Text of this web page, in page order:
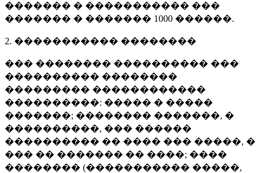
������� � ����������� ���
������� � ������� 1000 ������.
2. ����������� ��������
��� �������� ���������� ���
���������� ��������
��������� ������������
����������: ����� � �����
�������; �������� �������, �
����������, ��� ������
���������� �� ���� ��� �����, �
��� �� ������� �� ����; ����
�������� (����������� �����,